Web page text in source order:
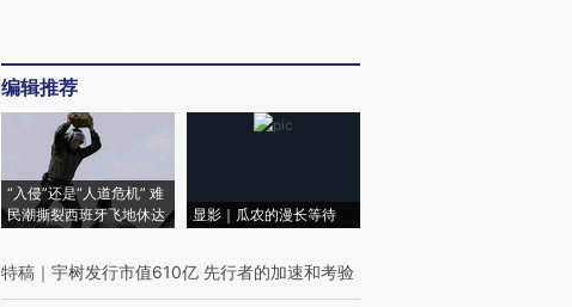
编辑推荐
“入侵”还是“人道危机” 难
民潮撕裂西班牙飞地休达
显影｜瓜农的漫长等待
特稿 ｜ 宇树发行市值610亿 先行者的加速和考验